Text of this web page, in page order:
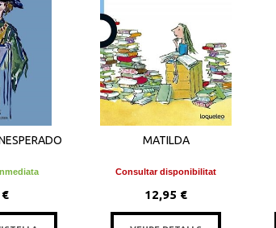
MATILDA
Consultar disponibilitat
12,95 €